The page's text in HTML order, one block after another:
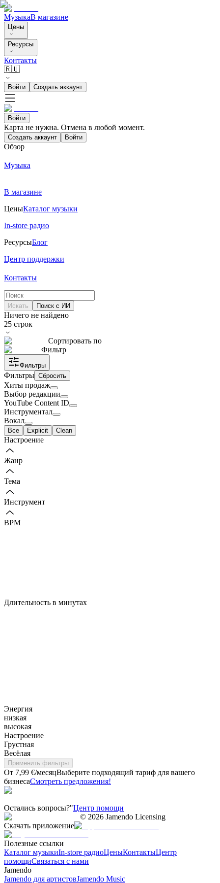
МузыкаВ магазине
Цены
Ресурсы
Контакты
🇷🇺
Войти Создать аккаунт
Войти
Карта не нужна. Отмена в любой момент.
Создать аккаунт Войти
Обзор
Музыка
В магазине
ЦеныКаталог музыки
In-store радио
РесурсыБлог
Центр поддержки
Контакты
Искать Поиск с ИИ
Ничего не найдено
25 строк
Сортировать по
Фильтр
Фильтры
Фильтры Сбросить
Хиты продаж
Выбор редакции
YouTube Content ID
Инструментал
Вокал
Все Explicit Clean
Настроение
Жанр
Тема
Инструмент
BPM
Длительность в минутах
Энергия
низкая
высокая
Настроение
Грустная
Весёлая
Применить фильтры
От 7,99 €/месяцВыберите подходящий тариф для вашего
бизнесаСмотреть предложения!
Остались вопросы?"Центр помощи
© 2026 Jamendo Licensing
Скачать приложение
Полезные ссылки
Каталог музыкиIn-store радиоЦеныКонтактыЦентр
помощиСвязаться с нами
Jamendo
Jamendo для артистовJamendo Music